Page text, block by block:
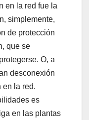
en la red fue la
simplemente,
de protección
que se
O, a
desconexión
en la red.
es
en las plantas